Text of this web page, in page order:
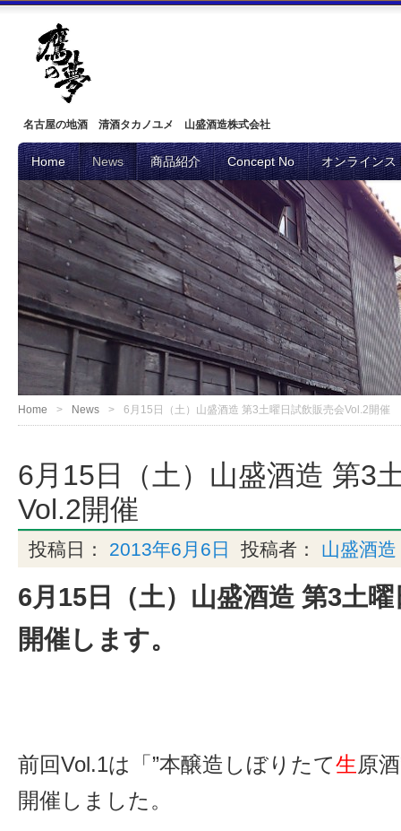
名古屋の地酒 清酒タカノユメ 山盛酒造株式会社
Home News 商品紹介 Concept No オンラインス
Home News 6月15日（土）山盛酒造 第3土曜日試飲販売会Vol.2開催
6月15日（土）山盛酒造 第3
Vol.2開催
投稿日： 2013年6月6日 投稿者： 山盛酒造
6月15日（土）山盛酒造 第3土
開催します。
前回Vol.1は「”本醸造しぼりたて生原
開催しました。